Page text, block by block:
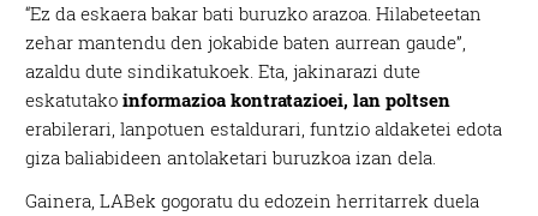
“Ez da eskaera bakar bati buruzko arazoa. Hilabeteetan
zehar mantendu den jokabide baten aurrean gaude”,
azaldu dute sindikatukoek. Eta, jakinarazi dute
eskatutako informazioa kontratazioei, lan poltsen
erabilerari, lanpotuen estaldurari, funtzio aldaketei edota
giza baliabideen antolaketari buruzkoa izan dela.
Gainera, LABek gogoratu du edozein herritarrek duela